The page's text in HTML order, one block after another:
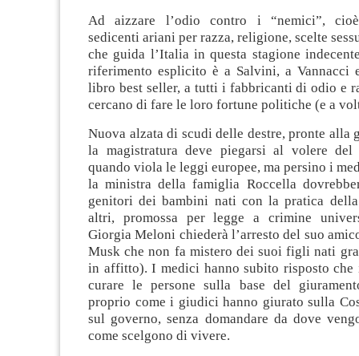
Ad aizzare l’odio contro i “nemici”,
sedicenti ariani per razza, religione, scelte
che guida l’Italia in questa stagione
riferimento esplicito è a Salvini, a Vannacci
libro best seller, a tutti i fabbricanti di odio e
cercano di fare le loro fortune politiche (e a
Nuova alzata di scudi delle destre, pronte alla
la magistratura deve piegarsi al volere del
quando viola le leggi europee, ma persino i
la ministra della famiglia Roccella
genitori dei bambini nati con la pratica della
altri, promossa per legge a crimine
Giorgia Meloni chiederà l’arresto del suo
Musk che non fa mistero dei suoi figli nati
in affitto). I medici hanno subito risposto
curare le persone sulla base del
proprio come i giudici hanno giurato sulla
sul governo, senza domandare da dove
come scelgono di vivere.